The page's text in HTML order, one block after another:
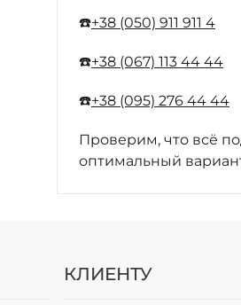
☎️+38 (050) 911 911 4
☎️+38 (067) 113 44 44
☎️+38 (095) 276 44 44
Проверим, что всё
оптимальный
КЛИЕНТУ